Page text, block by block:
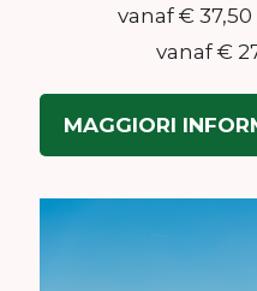
vanaf €
vanaf €
MAGGIORI